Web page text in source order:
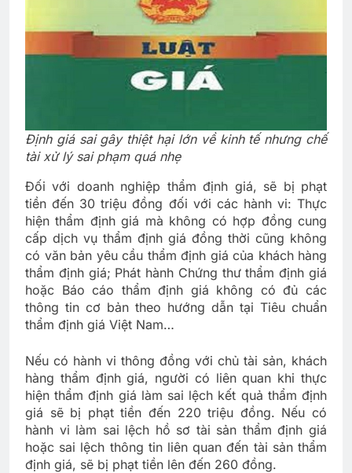
Định giá sai gây thiệt hại lớn về kinh tế nhưng chế
tài xử lý sai phạm quá nhẹ
Đối với doanh nghiệp thẩm định giá, sẽ bị phạt
tiền đến 30 triệu đồng đối với các hành vi: Thực
hiện thẩm định giá mà không có hợp đồng cung
cấp dịch vụ thẩm định giá đồng thời cũng không
có văn bản yêu cầu thẩm định giá của khách hàng
thẩm định giá; Phát hành Chứng thư thẩm định giá
hoặc Báo cáo thẩm định giá không có đủ các
thông tin cơ bản theo hướng dẫn tại Tiêu chuẩn
thẩm định giá Việt Nam…
Nếu có hành vi thông đồng với chủ tài sản, khách
hàng thẩm định giá, người có liên quan khi thực
hiện thẩm định giá làm sai lệch kết quả thẩm định
giá sẽ bị phạt tiền đến 220 triệu đồng. Nếu có
hành vi làm sai lệch hồ sơ tài sản thẩm định giá
hoặc sai lệch thông tin liên quan đến tài sản thẩm
định giá, sẽ bị phạt tiền lên đến 260 đồng.